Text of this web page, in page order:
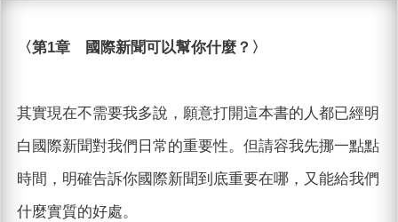
〈第1章 國際新聞可以幫你什麼？〉
其實現在不需要我多說，願意打開這本書的人都已經明
白國際新聞對我們日常的重要性。但請容我先挪一點點
時間，明確告訴你國際新聞到底重要在哪，又能給我們
什麼實質的好處。